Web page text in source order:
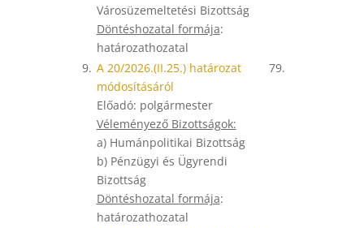
Városüzemeltetési Bizottság
Döntéshozatal formája:
határozathozatal
9. A 20/2026.(II.25.) határozat
módosításáról
Előadó: polgármester
Véleményező Bizottságok:
a) Humánpolitikai Bizottság
b) Pénzügyi és Ügyrendi
Bizottság
Döntéshozatal formája:
határozathozatal
79.